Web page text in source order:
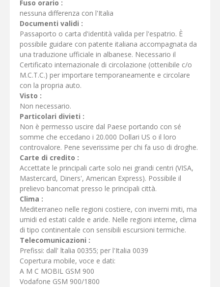
Fuso orario :
nessuna differenza con l'Italia
Documenti validi :
Passaporto o carta d'identità valida per l'espatrio. È
possibile guidare con patente italiana accompagnata da
una traduzione ufficiale in albanese. Necessario il
Certificato internazionale di circolazione (ottenibile c/o
M.C.T.C.) per importare temporaneamente e circolare
con la propria auto.
Visto :
Non necessario.
Particolari divieti :
Non è permesso uscire dal Paese portando con sé
somme che eccedano i 20.000 Dollari US o il loro
controvalore. Pene severissime per chi fa uso di droghe.
Carte di credito :
Accettate le principali carte solo nei grandi centri (VISA,
Mastercard, Diners', American Express). Possibile il
prelievo bancomat presso le principali città.
Clima :
Mediterraneo nelle regioni costiere, con inverni miti, ma
umidi ed estati calde e aride. Nelle regioni interne, clima
di tipo continentale con sensibili escursioni termiche.
Telecomunicazioni :
Prefissi: dall' ltalia 00355; per l'Italia 0039
Copertura mobile, voce e dati:
A M C MOBIL GSM 900
Vodafone GSM 900/1800